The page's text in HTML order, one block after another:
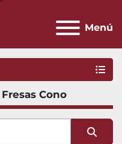
Menú
Fresas Cono